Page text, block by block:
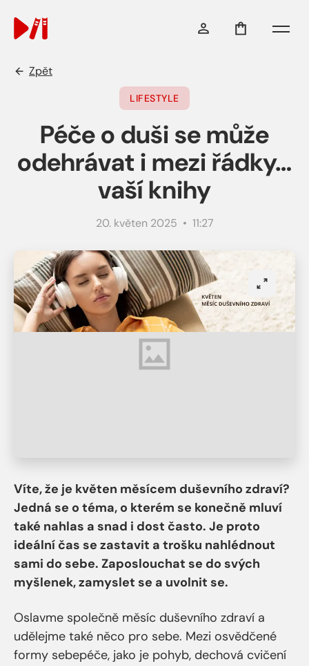
Menu
Zpět
LIFESTYLE
Péče o duši se může
odehrávat i mezi řádky…
vaší knihy
20. květen 2025 • 11:27
Víte, že je květen měsícem duševního zdraví?
Jedná se o téma, o kterém se konečně mluví
také nahlas a snad i dost často. Je proto
ideální čas se zastavit a trošku nahlédnout
sami do sebe. Zaposlouchat se do svých
myšlenek, zamyslet se a uvolnit se.
Oslavme společně měsíc duševního zdraví a
udělejme také něco pro sebe. Mezi osvědčené
formy sebepéče, jako je pohyb, dechová cvičení